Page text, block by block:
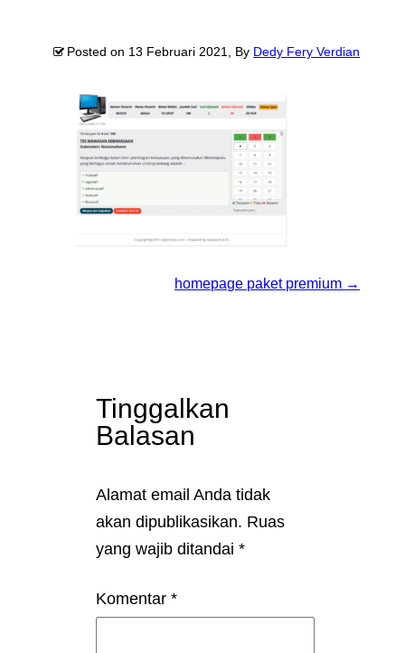
Posted on 13 Februari 2021 , By Dedy Fery Verdian
homepage paket premium →
Tinggalkan
Balasan
Alamat email Anda tidak
akan dipublikasikan. Ruas
yang wajib ditandai*
Komentar*